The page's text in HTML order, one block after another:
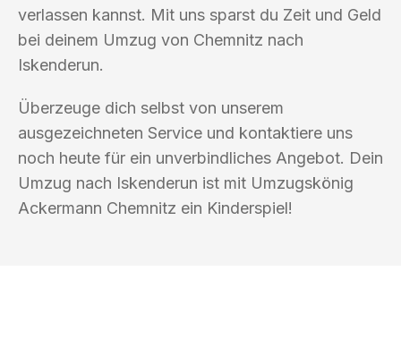
verlassen kannst. Mit uns sparst du Zeit und Geld
bei deinem Umzug von Chemnitz nach
Iskenderun.
Überzeuge dich selbst von unserem
ausgezeichneten Service und kontaktiere uns
noch heute für ein unverbindliches Angebot. Dein
Umzug nach Iskenderun ist mit Umzugskönig
Ackermann Chemnitz ein Kinderspiel!